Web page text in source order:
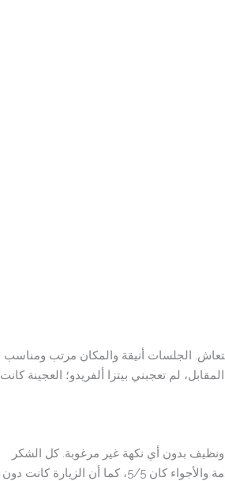
الجلسات أنيقة والمكان مرتب ومناسب
إلى لمسة خاصة تميزها. في المقابل، لم تعجبني بيتزا ألفريدو؛ العجينة كانت
ونظيف بدون أي نكهة غير مرغوبة. كل الشكر
للشيف وللقائمين على المطعم، وتحية خاصة للأستاذ على لباقته وحسن استقباله للزوار. التقييم العام للطعام والخدمة والأجواء كان 5/5، كما أن